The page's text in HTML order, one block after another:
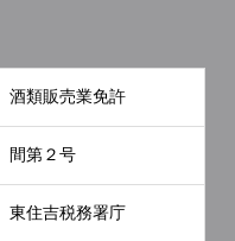
酒類販売業免許
間第２号
東住吉税務署庁